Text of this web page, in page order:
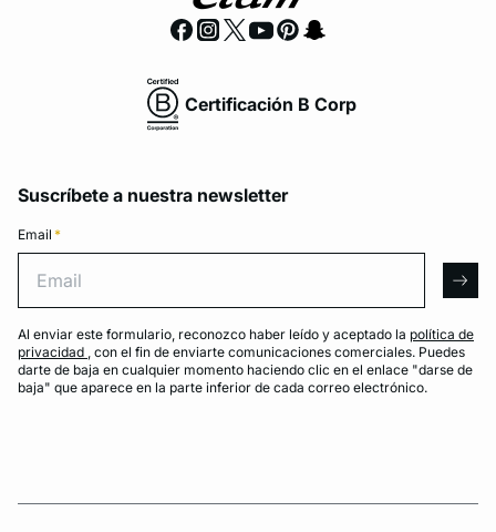
Certificación B Corp
Suscríbete a nuestra newsletter
Email *
Al enviar este formulario, reconozco haber leído y aceptado la política de
privacidad , con el fin de enviarte comunicaciones comerciales. Puedes
darte de baja en cualquier momento haciendo clic en el enlace "darse de
baja" que aparece en la parte inferior de cada correo electrónico.